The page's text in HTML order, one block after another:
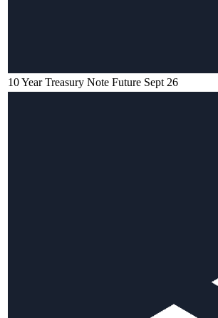
10 Year Treasury Note Future Sept 26